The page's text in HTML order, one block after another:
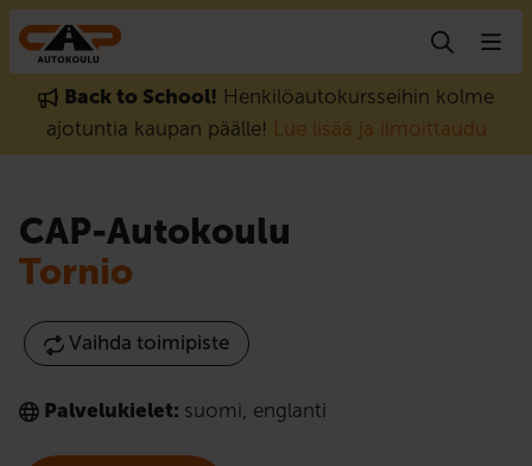
Hyppää sisältöön
Back to School! Henkilöautokursseihin kolme
ajotuntia kaupan päälle! Lue lisää ja ilmoittaudu
CAP-Autokoulu
Tornio
Vaihda toimipiste
Palvelukielet: suomi englanti